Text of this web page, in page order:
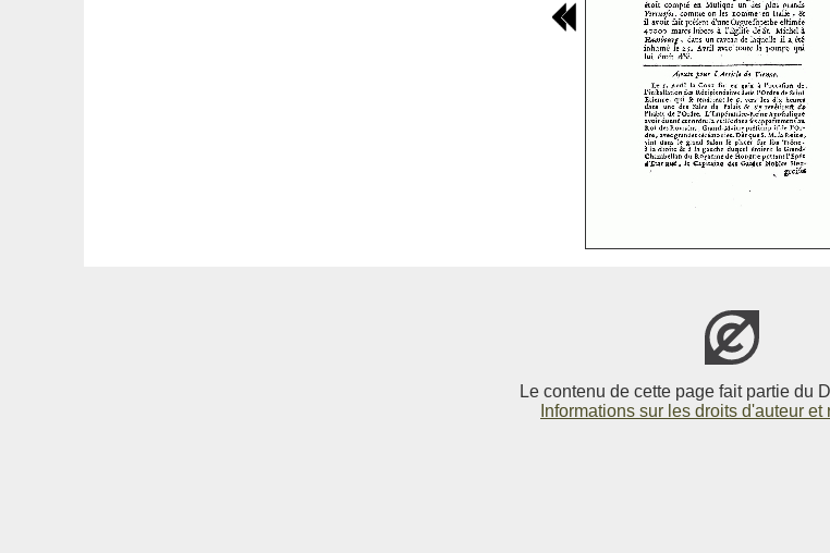
Le contenu de cette page fait partie du
Informations sur les droits d'auteur et